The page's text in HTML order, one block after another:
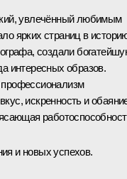
увлечённый любимым
ярких страниц в
создали
интересных образов.
искренность и
и новых успехов.